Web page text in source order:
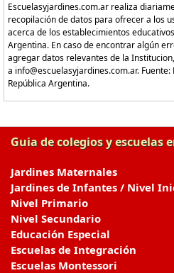
Escuelasyjardines.com.ar realiza
recopilación de datos para ofrecer a los
acerca de los establecimientos
Argentina. En caso de encontrar algún
agregar datos relevantes de la
a info@escuelasyjardines.com.ar.
República Argentina.
Guia de colegios y escuelas
Jardines Maternales
Jardines de Infantes / Nivel
Nivel Primario
Nivel Secundario
Educación Especial
Escuelas de Integración
Escuelas Montessori